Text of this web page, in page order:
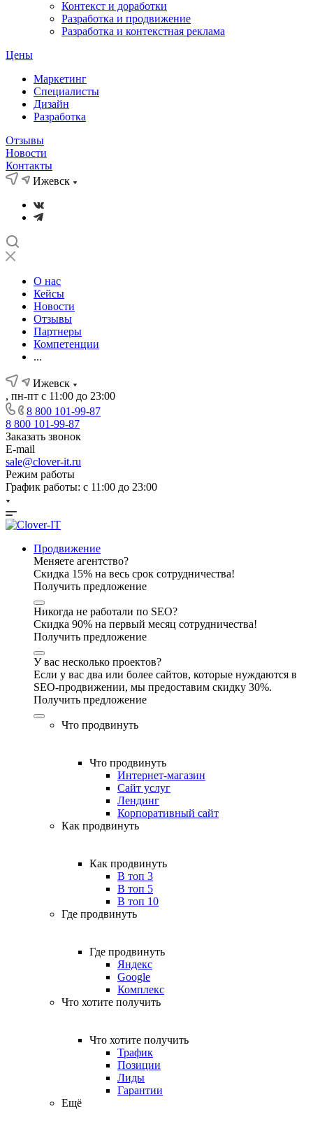
Контекст и доработки
Разработка и продвижение
Разработка и контекстная реклама
Цены
Маркетинг
Специалисты
Дизайн
Разработка
Отзывы
Новости
Контакты
Ижевск
О нас
Кейсы
Новости
Отзывы
Партнеры
Компетенции
...
Ижевск
, пн-пт с 11:00 до 23:00
8 800 101-99-87
8 800 101-99-87
Заказать звонок
E-mail
sale@clover-it.ru
Режим работы
График работы: с 11:00 до 23:00
Продвижение
Меняете агентство?
Скидка 15% на весь срок сотрудничества!
Получить предложение
Никогда не работали по SEO?
Скидка 90% на первый месяц сотрудничества!
Получить предложение
У вас несколько проектов?
Если у вас два или более сайтов, которые нуждаются в
SEO-продвижении, мы предоставим скидку 30%.
Получить предложение
Что продвинуть
Что продвинуть
Интернет-магазин
Сайт услуг
Лендинг
Корпоративный сайт
Как продвинуть
Как продвинуть
В топ 3
В топ 5
В топ 10
Где продвинуть
Где продвинуть
Яндекс
Google
Комплекс
Что хотите получить
Что хотите получить
Трафик
Позиции
Лиды
Гарантии
Ещё